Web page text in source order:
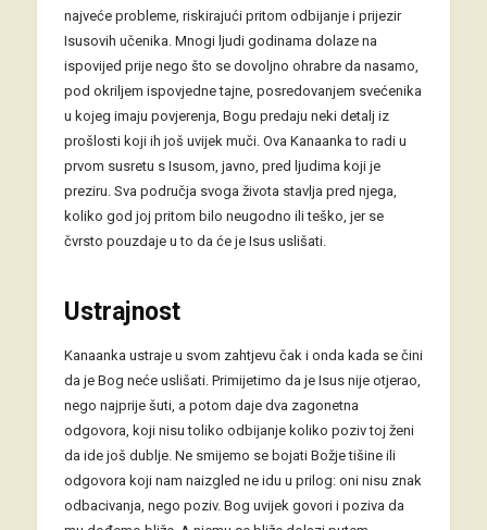
najveće probleme, riskirajući pritom odbijanje i prijezir
Isusovih učenika. Mnogi ljudi godinama dolaze na
ispovijed prije nego što se dovoljno ohrabre da nasamo,
pod okriljem ispovjedne tajne, posredovanjem svećenika
u kojeg imaju povjerenja, Bogu predaju neki detalj iz
prošlosti koji ih još uvijek muči. Ova Kanaanka to radi u
prvom susretu s Isusom, javno, pred ljudima koji je
preziru. Sva područja svoga života stavlja pred njega,
koliko god joj pritom bilo neugodno ili teško, jer se
čvrsto pouzdaje u to da će je Isus uslišati.
Ustrajnost
Kanaanka ustraje u svom zahtjevu čak i onda kada se čini
da je Bog neće uslišati. Primijetimo da je Isus nije otjerao,
nego najprije šuti, a potom daje dva zagonetna
odgovora, koji nisu toliko odbijanje koliko poziv toj ženi
da ide još dublje. Ne smijemo se bojati Božje tišine ili
odgovora koji nam naizgled ne idu u prilog: oni nisu znak
odbacivanja, nego poziv. Bog uvijek govori i poziva da